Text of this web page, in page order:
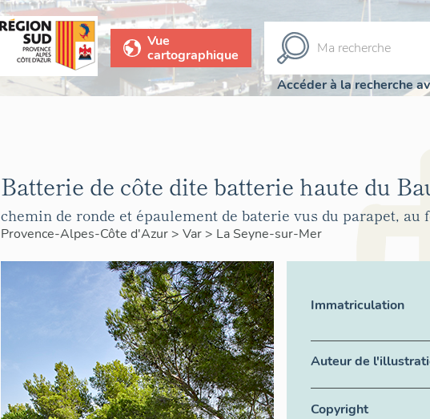
Vue
cartographique
Accéder à la recherche
Batterie de côte dite batterie haute du
chemin de ronde et épaulement de baterie vus du parapet, au
Provence-Alpes-Côte d'Azur> Var> La Seyne-sur-Mer
Immatriculation
Auteur de
Copyright